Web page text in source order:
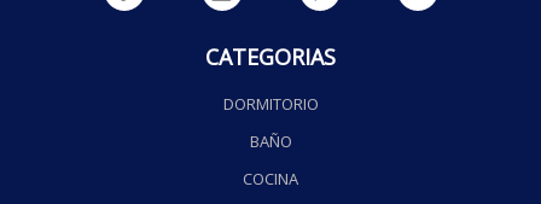
CATEGORIAS
DORMITORIO
BAÑO
COCINA